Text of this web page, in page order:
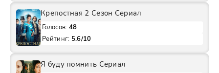
Крепостная 2 Сезон Сериал
Голосов: 48
Рейтинг: 5.6/10
Я буду помнить Сериал